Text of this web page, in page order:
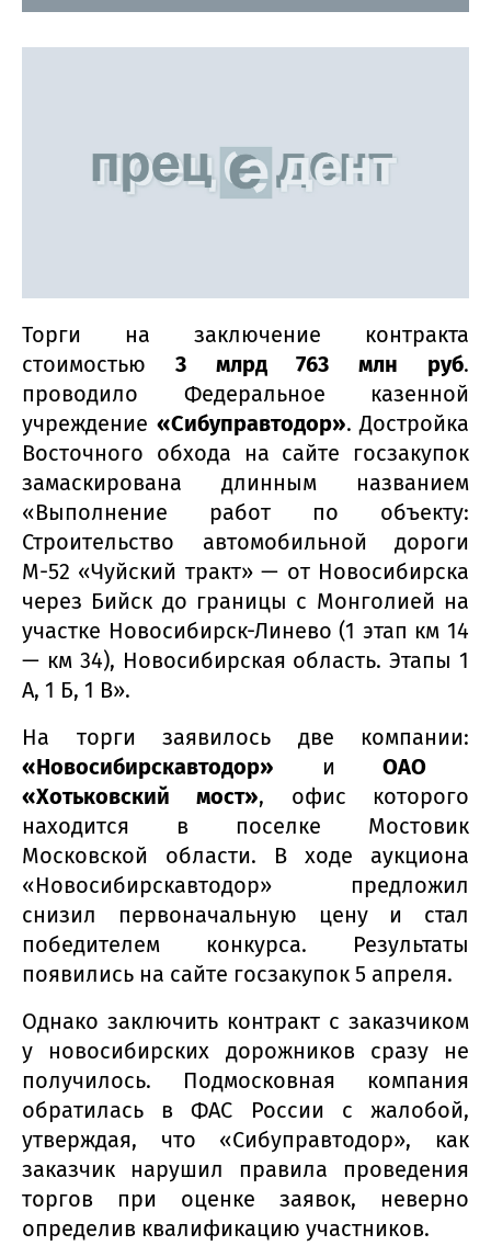
Торги на заключение контракта
стоимостью 3 млрд 763 млн руб.
проводило Федеральное казенной
учреждение «Сибуправтодор». Достройка
Восточного обхода на сайте госзакупок
замаскирована длинным названием
«Выполнение работ по объекту:
Строительство автомобильной дороги
М-52 «Чуйский тракт» — от Новосибирска
через Бийск до границы с Монголией на
участке Новосибирск-Линево (1 этап км 14
— км 34), Новосибирская область. Этапы 1
А, 1 Б, 1 В».
На торги заявилось две компании:
«Новосибирскавтодор» иОАО
«Хотьковский мост», офис которого
находится в поселке Мостовик
Московской области. В ходе аукциона
«Новосибирскавтодор» предложил
снизил первоначальную цену и стал
победителем конкурса. Результаты
появились на сайте госзакупок 5 апреля.
Однако заключить контракт с заказчиком
у новосибирских дорожников сразу не
получилось. Подмосковная компания
обратилась в ФАС России с жалобой,
утверждая, что «Сибуправтодор», как
заказчик нарушил правила проведения
торгов при оценке заявок, неверно
определив квалификацию участников.